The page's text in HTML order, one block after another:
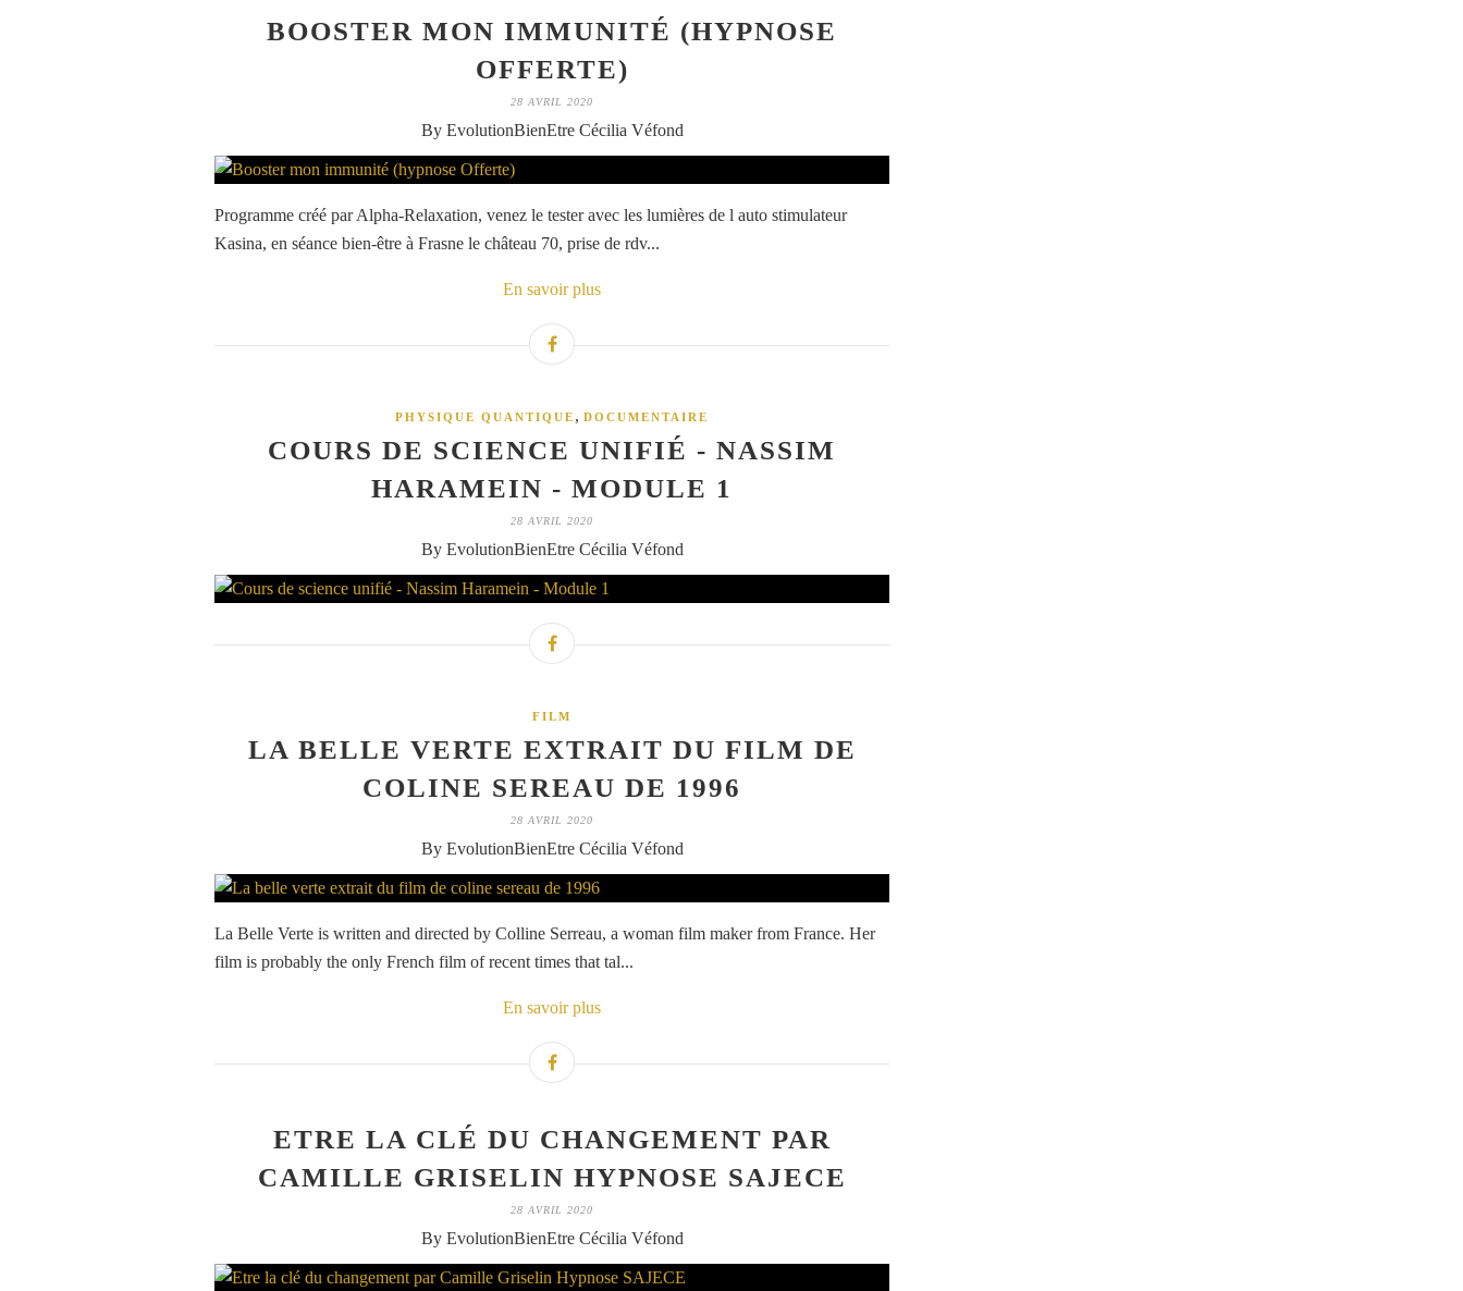
BOOSTER MON IMMUNITÉ (HYPNOSE
OFFERTE)
28 AVRIL 2020
By EvolutionBienEtre Cécilia Véfond
Programme créé par Alpha-Relaxation, venez le tester avec les lumières de l auto stimulateur
Kasina, en séance bien-être à Frasne le château 70, prise de rdv...
En savoir plus
PHYSIQUE QUANTIQUE , DOCUMENTAIRE
COURS DE SCIENCE UNIFIÉ - NASSIM
HARAMEIN - MODULE 1
28 AVRIL 2020
By EvolutionBienEtre Cécilia Véfond
FILM
LA BELLE VERTE EXTRAIT DU FILM DE
COLINE SEREAU DE 1996
28 AVRIL 2020
By EvolutionBienEtre Cécilia Véfond
La Belle Verte is written and directed by Colline Serreau, a woman film maker from France. Her
film is probably the only French film of recent times that tal...
En savoir plus
ETRE LA CLÉ DU CHANGEMENT PAR
CAMILLE GRISELIN HYPNOSE SAJECE
28 AVRIL 2020
By EvolutionBienEtre Cécilia Véfond